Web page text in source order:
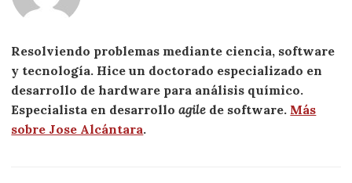
Resolviendo problemas mediante ciencia, software
y tecnología. Hice un doctorado especializado en
desarrollo de hardware para análisis químico.
Especialista en desarrolloagile de software. Más
sobre Jose Alcántara.